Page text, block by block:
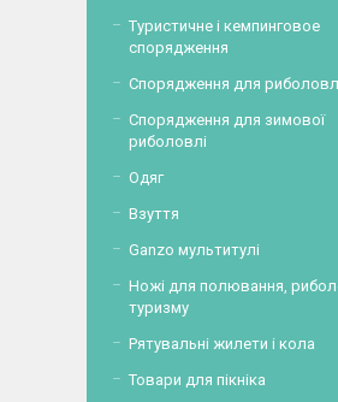
Туристичне і кемпинговое
спорядження
Спорядження для
Спорядження для зимової
риболовлі
Одяг
Взуття
Ganzo мультитулі
Ножі для полювання,
туризму
Рятувальні жилети і кола
Товари для пікніка